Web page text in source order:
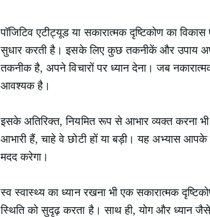
पॉजिटिव एटीट्यूड या सकारात्मक दृष्टिकोण का
सुधार करती है। इसके लिए कुछ तकनीकें और उपाय
तकनीक है, अपने विचारों पर ध्यान देना। जब
आवश्यक है।
इसके अतिरिक्त, नियमित रूप से आभार व्यक्त करना
आभारी हैं, चाहे वे छोटी हों या बड़ी। यह अभ्यास
मदद करेगा।
स्व स्वास्थ्य का ध्यान रखना भी एक सकारात्मक
स्थिति को सुदृढ़ करता है। साथ ही, योग और ध्यान